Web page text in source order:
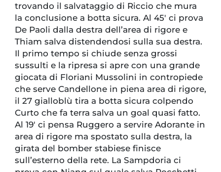
trovando il salvataggio di Riccio che mura
la conclusione a botta sicura. Al 45′ ci prova
De Paoli dalla destra dell’area di rigore e
Thiam salva distendendosi sulla sua destra.
Il primo tempo si chiude senza grossi
sussulti e la ripresa si apre con una grande
giocata di Floriani Mussolini in contropiede
che serve Candellone in piena area di rigore,
il 27 gialloblù tira a botta sicura colpendo
Curto che fa terra salva un goal quasi fatto.
Al 19′ ci pensa Ruggero a servire Adorante in
area di rigore ma spostato sulla destra, la
girata del bomber stabiese finisce
sull’esterno della rete. La Sampdoria ci